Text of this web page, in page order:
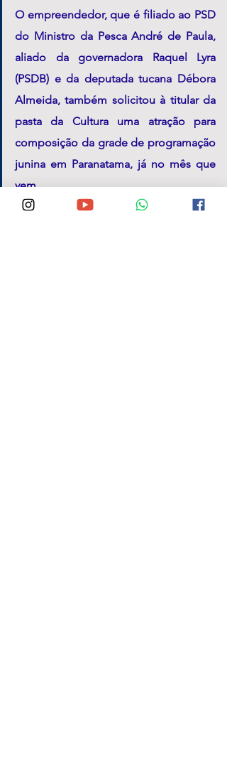
O empreendedor, que é filiado ao PSD
do Ministro da Pesca André de Paula,
aliado da governadora Raquel Lyra
(PSDB) e da deputada tucana Débora
Almeida, também solicitou à titular da
pasta da Cultura uma atração para
composição da grade de programação
junina em Paranatama, já no mês que
vem.
Com o prestígio político em